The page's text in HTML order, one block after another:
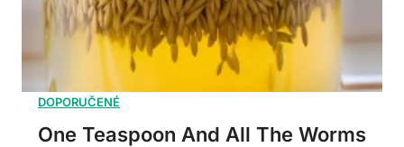
One Teaspoon And All The Worms